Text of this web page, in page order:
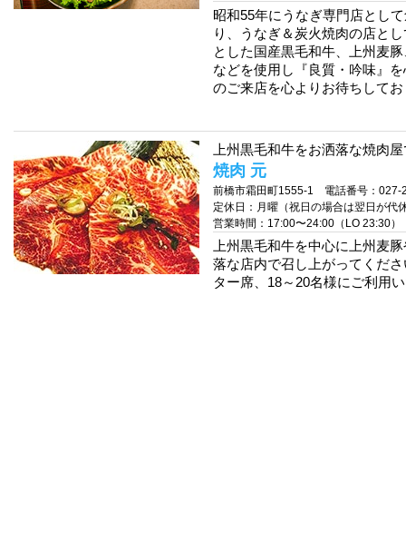
昭和55年にうなぎ専門店とし
り、うなぎ＆炭火焼肉の店と
とした国産黒毛和牛、上州麦
などを使用し『良質・吟味』
のご来店を心よりお待ちして
上州黒毛和牛をお洒落な焼肉
焼肉 元
前橋市霜田町1555-1 電話番号：027-
定休日：月曜（祝日の場合は翌日が代
営業時間：17:00〜24:00（LO 23:30）
上州黒毛和牛を中心に上州麦
落な店内で召し上がってくだ
ター席、18～20名様にご利用